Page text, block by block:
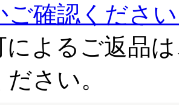
ご確認くださ
によるご返品
さい。